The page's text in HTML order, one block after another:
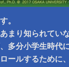
。
まり知られてい
多分小学生時代
ールするために